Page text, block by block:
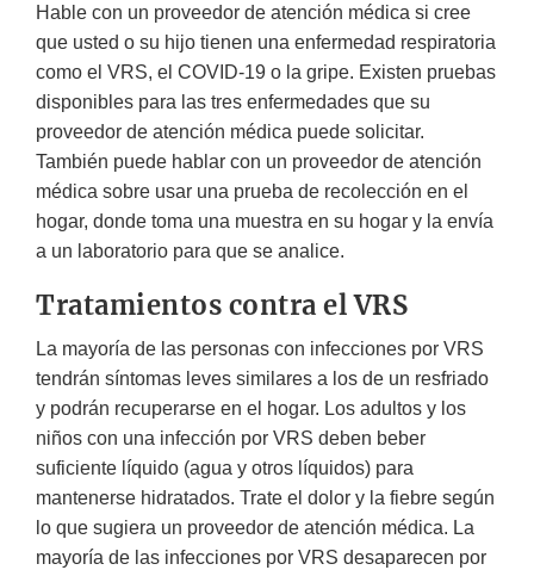
Hable con un proveedor de atención médica si cree
que usted o su hijo tienen una enfermedad respiratoria
como el VRS, el COVID-19 o la gripe. Existen pruebas
disponibles para las tres enfermedades que su
proveedor de atención médica puede solicitar.
También puede hablar con un proveedor de atención
médica sobre usar una prueba de recolección en el
hogar, donde toma una muestra en su hogar y la envía
a un laboratorio para que se analice.
Tratamientos contra el VRS
La mayoría de las personas con infecciones por VRS
tendrán síntomas leves similares a los de un resfriado
y podrán recuperarse en el hogar. Los adultos y los
niños con una infección por VRS deben beber
suficiente líquido (agua y otros líquidos) para
mantenerse hidratados. Trate el dolor y la fiebre según
lo que sugiera un proveedor de atención médica. La
mayoría de las infecciones por VRS desaparecen por